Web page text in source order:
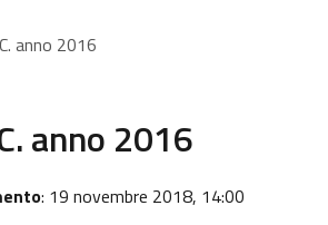
anno 2016
anno 2016
: 19 novembre 2018, 14:00